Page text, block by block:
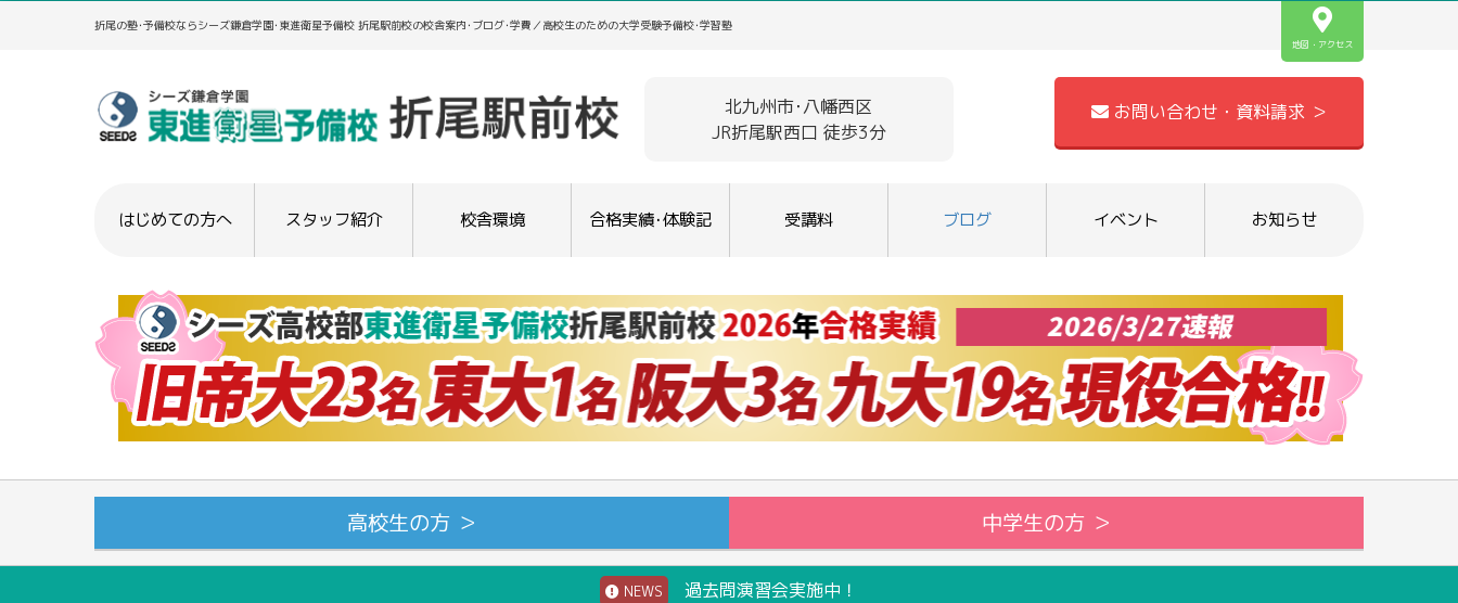
折尾の塾･予備校ならシーズ鎌倉学園･東進衛星予備校 折尾駅前校の校舎案内･ブログ･学費／高校生のための大学受験予備校･学習塾
地図・アクセス
北九州市･八幡西区
JR折尾駅西口 徒歩3分
お問い合わせ・資料請求 ＞
はじめての方へ スタッフ紹介 校舎環境 合格実績･体験記 受講料 ブログ イベント お知らせ
高校生の方 ＞ 中学生の方 ＞
NEWS 過去問演習会実施中！